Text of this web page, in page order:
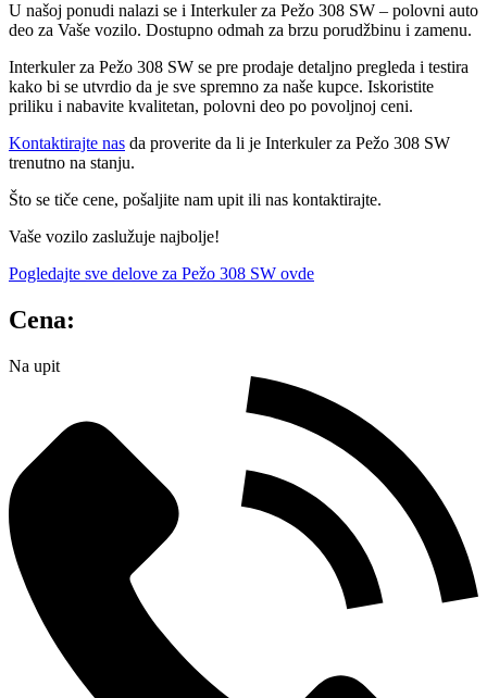
U našoj ponudi nalazi se i Interkuler za Pežo 308 SW – polovni auto
deo za Vaše vozilo. Dostupno odmah za brzu porudžbinu i zamenu.
Interkuler za Pežo 308 SW se pre prodaje detaljno pregleda i testira
kako bi se utvrdio da je sve spremno za naše kupce. Iskoristite
priliku i nabavite kvalitetan, polovni deo po povoljnoj ceni.
Kontaktirajte nas da proverite da li je Interkuler za Pežo 308 SW
trenutno na stanju.
Što se tiče cene, pošaljite nam upit ili nas kontaktirajte.
Vaše vozilo zaslužuje najbolje!
Pogledajte sve delove za Pežo 308 SW ovde
Cena:
Na upit